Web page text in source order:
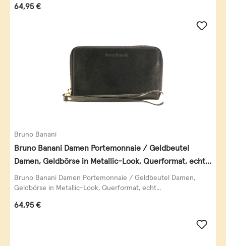
Regulärer Preis:
64,95 €
Bruno Banani
Bruno Banani Damen Portemonnaie / Geldbeutel
Damen, Geldbörse in Metallic-Look, Querformat, echt
Leder, schwarz-gold
Bruno Banani Damen Portemonnaie / Geldbeutel Damen,
Geldbörse in Metallic-Look, Querformat, echt...
Regulärer Preis:
64,95 €